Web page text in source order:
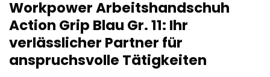
Workpower Arbeitshandschuh
Action Grip Blau Gr. 11: Ihr
verlässlicher Partner für
anspruchsvolle Tätigkeiten